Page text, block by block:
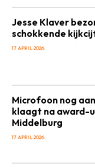
Jesse Klaver
schokkende
17 APRIL 2026
Microfoon nog
klaagt na award-
Middelburg
17 APRIL 2026